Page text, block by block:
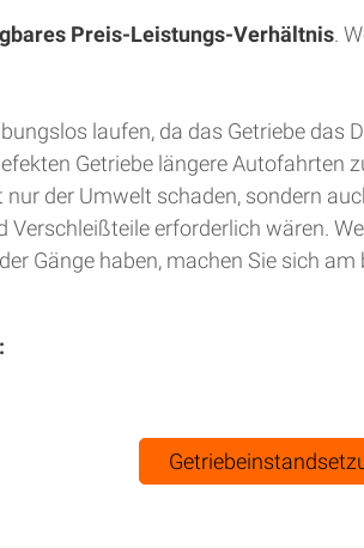
Preis-Leistungs-Verhältnis.
laufen, da das Getriebe
Getriebe längere
der Umwelt schaden, sondern
erforderlich wären.
Gänge haben, machen Sie sich